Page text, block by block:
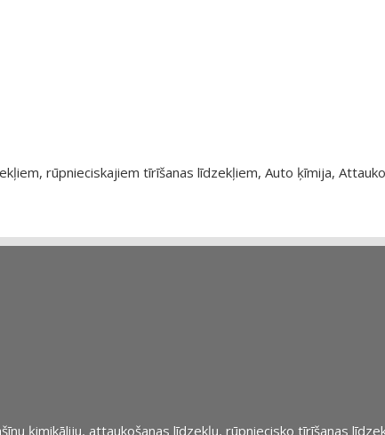
rūpnieciskajiem tīrīšanas līdzekļiem, Auto ķīmija,
ķimikāliju, attaukošanas līdzekļu, rūpniecisko tīrīšanas